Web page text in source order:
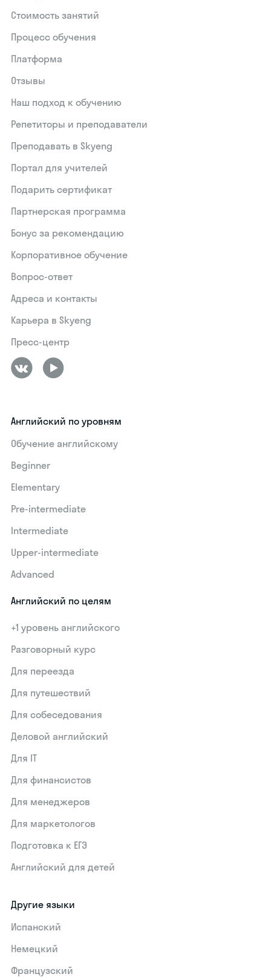
Стоимость занятий
Процесс обучения
Платформа
Отзывы
Наш подход к обучению
Репетиторы и преподаватели
Преподавать в Skyeng
Портал для учителей
Подарить сертификат
Партнерская программа
Бонус за рекомендацию
Корпоративное обучение
Вопрос-ответ
Адреса и контакты
Карьера в Skyeng
Пресс-центр
Английский по уровням
Обучение английскому
Beginner
Elementary
Pre-intermediate
Intermediate
Upper-intermediate
Advanced
Английский по целям
+1 уровень английского
Разговорный курс
Для переезда
Для путешествий
Для собеседования
Деловой английский
Для IT
Для финансистов
Для менеджеров
Для маркетологов
Подготовка к ЕГЭ
Английский для детей
Другие языки
Испанский
Немецкий
Французский